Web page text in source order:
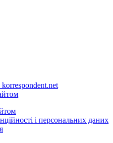
korrespondent.net
і персональних даних